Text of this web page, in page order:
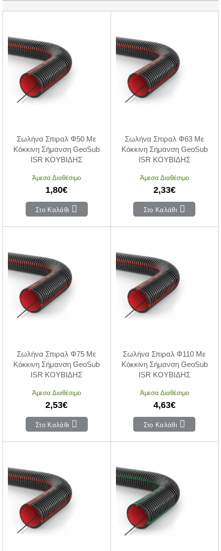
Σωλήνα Σπιραλ Φ50 Με
Κόκκινη Σήμανση GeoSub
ISR ΚΟΥΒΙΔΗΣ
Άμεσα Διαθέσιμο
1,80€
Στο Καλάθι
Σωλήνα Σπιραλ Φ63 Με
Κόκκινη Σήμανση GeoSub
ISR ΚΟΥΒΙΔΗΣ
Άμεσα Διαθέσιμο
2,33€
Στο Καλάθι
Σωλήνα Σπιραλ Φ75 Με
Κόκκινη Σήμανση GeoSub
ISR ΚΟΥΒΙΔΗΣ
Άμεσα Διαθέσιμο
2,53€
Στο Καλάθι
Σωλήνα Σπιραλ Φ110 Με
Κόκκινη Σήμανση GeoSub
ISR ΚΟΥΒΙΔΗΣ
Άμεσα Διαθέσιμο
4,63€
Στο Καλάθι